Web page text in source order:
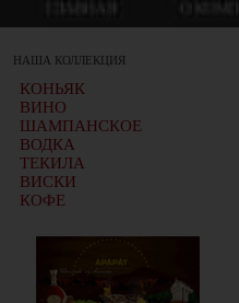
НАША КОЛЛЕКЦИЯ
КОНЬЯК
ВИНО
ШАМПАНСКОЕ
ВОДКА
ТЕКИЛА
ВИСКИ
КОФЕ